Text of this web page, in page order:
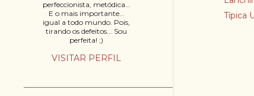
Típica
perfeccionista, metódica...
E o mais importante...
igual a todo mundo. Pois,
tirando os defeitos... Sou
perfeita! ;)
VISITAR PERFIL